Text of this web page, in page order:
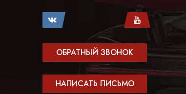
ОБРАТНЫЙ ЗВОНОК
НАПИСАТЬ ПИСЬМО